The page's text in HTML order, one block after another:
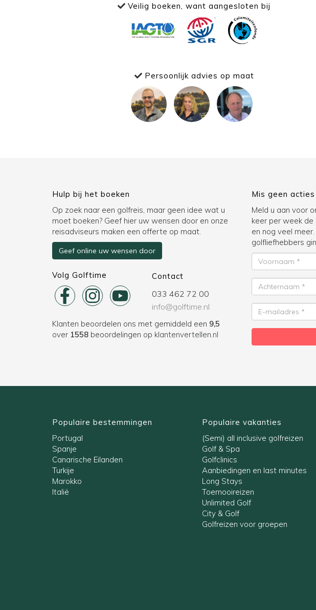
Veilig boeken, want aangesloten bij
Persoonlijk advies op maat
Hulp bij het boeken
Op zoek naar een golfreis, maar geen idee wat u
moet boeken? Geef hier uw wensen door en onze
reisadviseurs maken een offerte op maat.
Geef online uw wensen door
Volg Golftime Contact
033 462 72 00
info@golftime.nl
Klanten beoordelen ons met gemiddeld een 9,5
over 1558 beoordelingen op klantenvertellen.nl
Mis geen
Meld u aan voor
keer per week
en nog veel
golfliefhebbers
Voornaam
Achternaam
E-
mailadres
Populaire bestemmingen
Portugal
Spanje
Canarische Eilanden
Turkije
Marokko
Italië
Populaire vakanties
(Semi) all inclusive golfreizen
Golf & Spa
Golfclinics
Aanbiedingen en last minutes
Long Stays
Toernooireizen
Unlimited Golf
City & Golf
Golfreizen voor groepen